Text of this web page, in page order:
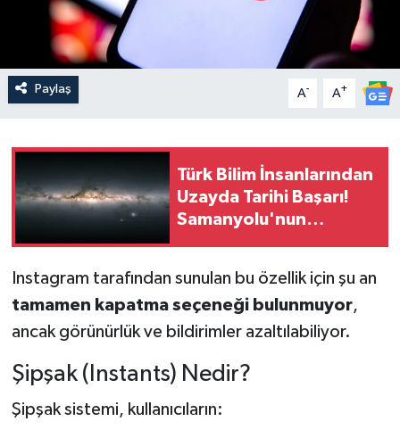
Paylaş A- A+
Türk Bilim İnsanlarından
Uzayda Tarihi Başarı!
Samanyolu'nun
Instagram tarafından sunulan bu özellik için şu an
tamamen kapatma seçeneği bulunmuyor,
ancak görünürlük ve bildirimler azaltılabiliyor.
Şipşak (Instants) Nedir?
Şipşak sistemi, kullanıcıların: